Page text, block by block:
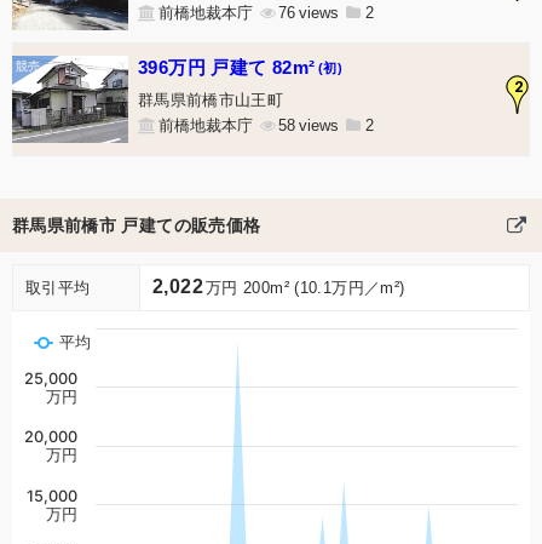
前橋地裁本庁
76 2
2
396万円 戸建て 82m² (初)
群馬県前橋市山王町
前橋地裁本庁
58 2
群馬県前橋市 戸建ての販売価格
取引平均 2,022万円 200m² (10.1万円／m²)
平均
15,000
万円
20,000
万円
25,000
万円